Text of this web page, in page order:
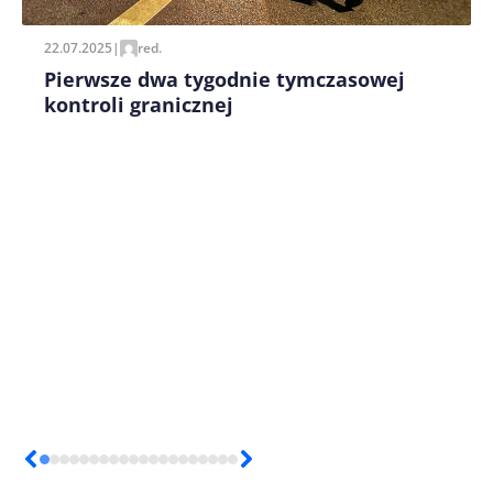
22.07.2025| red.
Pierwsze dwa tygodnie tymczasowej
kontroli granicznej